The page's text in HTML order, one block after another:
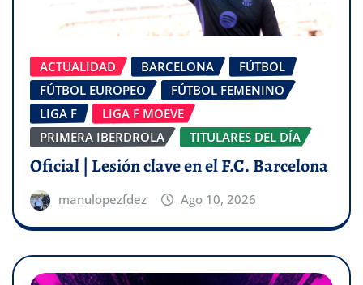
ACTUALIDAD BARCELONA
FÚTBOL
FÚTBOL EUROPEO
FÚTBOL FEMENINO
LIGA F
LIGA F MOEVE
PRIMERA IBERDROLA
TITULARES DEL DÍA
Oficial | Lesión clave en el F.C. Barcelona
manulopezfdez Ago 10, 2026